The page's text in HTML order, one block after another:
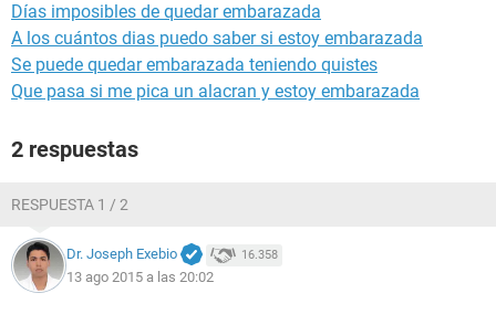
Días imposibles de quedar embarazada
A los cuántos dias puedo saber si estoy embarazada
Se puede quedar embarazada teniendo quistes
Que pasa si me pica un alacran y estoy embarazada
2 respuestas
RESPUESTA 1 / 2
Dr. Joseph Exebio 16.358
13 ago 2015 a las 20:02